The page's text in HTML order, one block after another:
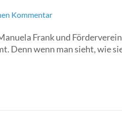
Kommentar
des
Förderverein
Frank und
Denn wenn man sieht, wie